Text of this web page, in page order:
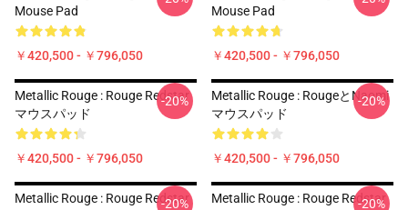
Mouse Pad
￥420,500 - ￥796,050
Mouse Pad
￥420,500 - ￥796,050
Metallic Rouge : Rouge Redstar
マウスパッド
￥420,500 - ￥796,050
-20%
Metallic Rouge : RougeとNaomi
マウスパッド
￥420,500 - ￥796,050
-20%
Metallic Rouge : Rouge Redstar
-20%
Metallic Rouge : Rouge Redstar
-20%